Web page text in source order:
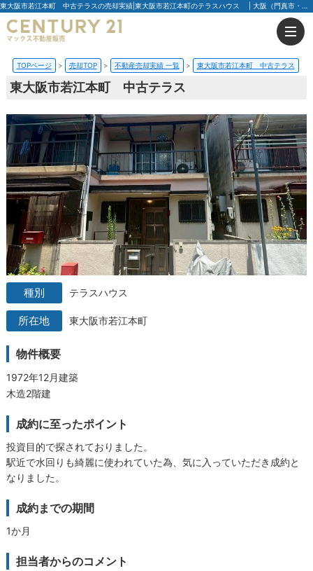
東大阪市若江本町 中古テラスの売却実績|東大阪市若江本町のテラスハウス | 大阪（門真市・大阪市・豊中市）の不動産はセンチュリー21マックス不動産販売
TOPページ 売却TOP 不動産売却実績 一覧 東大阪市若江本町 中古テラス
東大阪市若江本町 中古テラス
テラスハウス
東大阪市若江本町
物件概要
1972年12月建築
木造2階建
成約に至ったポイント
投資目的で探されておりました。
駅近で水回りも綺麗に使われていた為、気に入っていただき成約と
なりました。
成約までの期間
1か月
担当者からのコメント